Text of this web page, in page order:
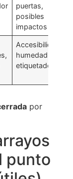
puertas,
posibles
impactos
Accesibilidad,
humedad,
etiquetado
por
punto